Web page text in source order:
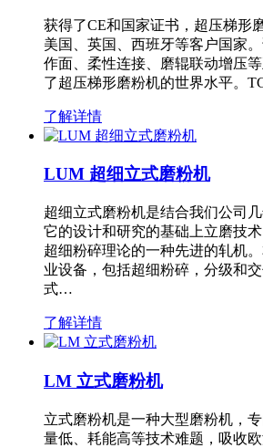
获得了CE和国家证书，超压梯形
美国、英国、西班牙等客户国家
作面、柔性连接、磨辊联动增压
了超压梯形磨粉机的世界水平。
了解详情
LUM 超细立式磨粉机
超细立式磨粉机是结合我们公司
它的设计和研究的基础上立磨技
超细粉碎理论的一种先进的轧机
业设备，包括超细粉碎，分级和
式…
了解详情
LM 立式磨粉机
立式磨粉机是一种大型磨粉机，
量低、耗能高等技术难题，吸收